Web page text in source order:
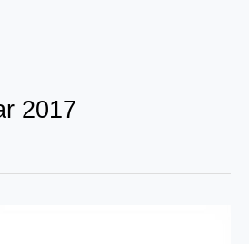
2017